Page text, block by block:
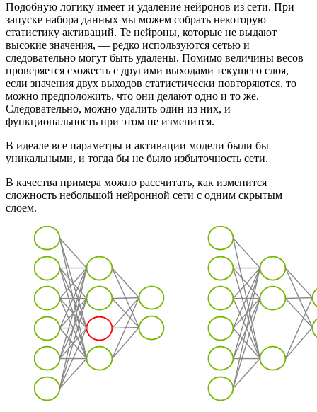
Подобную логику имеет и удаление нейронов из сети. При
запуске набора данных мы можем собрать некоторую
статистику активаций. Те нейроны, которые не выдают
высокие значения, — редко используются сетью и
следовательно могут быть удалены. Помимо величины весов
проверяется схожесть с другими выходами текущего слоя,
если значения двух выходов статистически повторяются, то
можно предположить, что они делают одно и то же.
Следовательно, можно удалить один из них, и
функциональность при этом не изменится.
В идеале все параметры и активации модели были бы
уникальными, и тогда бы не было избыточность сети.
В качества примера можно рассчитать, как изменится
сложность небольшой нейронной сети с одним скрытым
слоем.